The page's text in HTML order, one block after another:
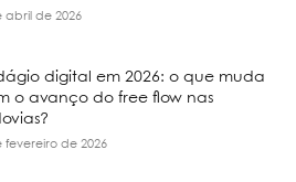
abril de 2026
digital em 2026: o que muda
o avanço do free flow nas
fevereiro de 2026